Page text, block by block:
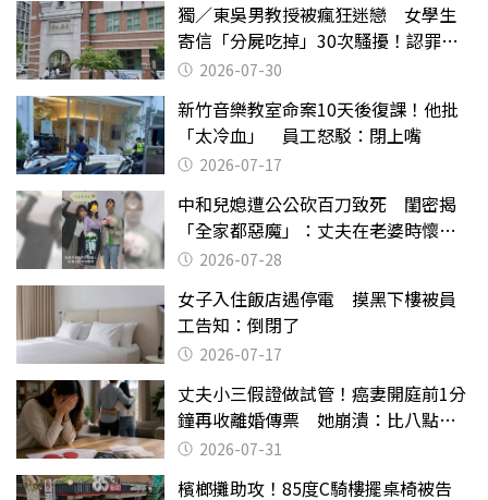
獨／東吳男教授被瘋狂迷戀 女學生
寄信「分屍吃掉」30次騷擾！認罪免
關 2026-07-30
新竹音樂教室命案10天後復課！他批
「太冷血」 員工怒駁：閉上嘴
2026-07-17
中和兒媳遭公公砍百刀致死 閨密揭
「全家都惡魔」：丈夫在老婆時懷孕
摔東西
2026-07-28
女子入住飯店遇停電 摸黑下樓被員
工告知：倒閉了
2026-07-17
丈夫小三假證做試管！癌妻開庭前1分
鐘再收離婚傳票 她崩潰：比八點檔
還扯2026-07-31
檳榔攤助攻！85度C騎樓擺桌椅被告